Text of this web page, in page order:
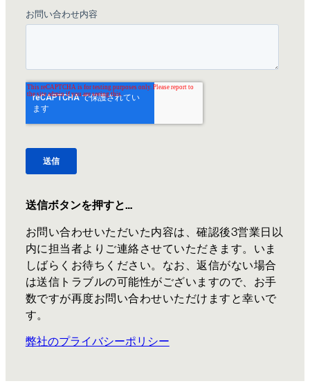
送信ボタンを押すと…
お問い合わせいただいた内容は、確認後3営業日以
内に担当者よりご連絡させていただきます。いま
しばらくお待ちください。なお、返信がない場合
は送信トラブルの可能性がございますので、お手
数ですが再度お問い合わせいただけますと幸いで
す。
弊社のプライバシーポリシー